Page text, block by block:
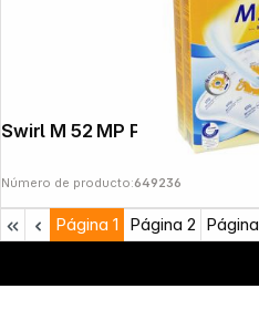
Swirl M 52 MP Plus AirSpace
Número de producto:649236
Página 1 Página 2 Página